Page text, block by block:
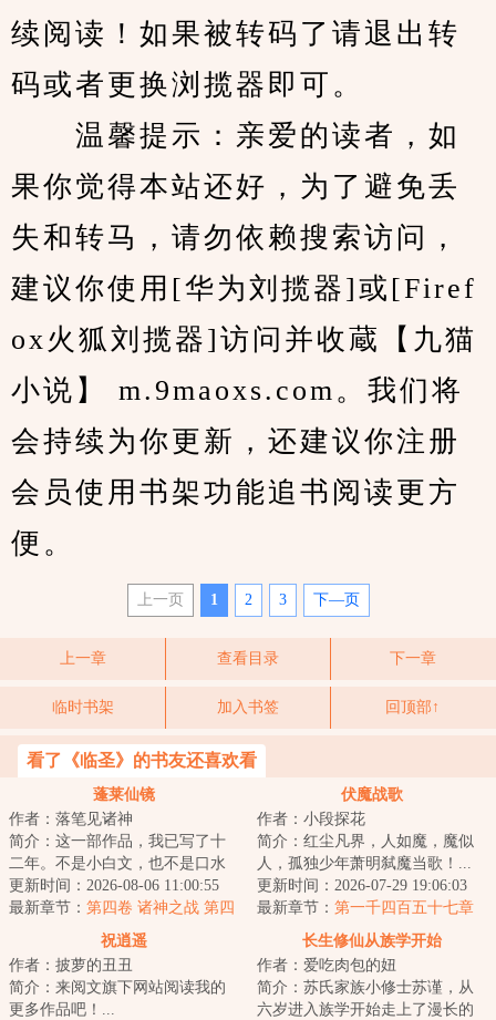
续阅读！如果被转码了请退出转
码或者更换浏揽器即可。
温馨提示：亲爱的读者，如
果你觉得本站还好，为了避免丢
失和转马，请勿依赖搜索访问，
建议你使用[华为刘揽器]或[Firef
ox火狐刘揽器]访问并收蔵【九猫
小说】 m.9maoxs.com。我们将
会持续为你更新，还建议你注册
会员使用书架功能追书阅读更方
便。
上一页 1 2 3 下—页
上一章 查看目录 下一章
临时书架 加入书签 回顶部↑
看了《临圣》的书友还喜欢看
蓬莱仙镜
作者：落笔见诸神
简介：这一部作品，我已写了十
二年。不是小白文，也不是口水
文，前期侧重官场和明史比较慢
热，从第二卷开...
更新时间：2026-08-06 11:00:55
最新章节： 第四卷 诸神之战 第四
百八十六章 青白分界
伏魔战歌
作者：小段探花
简介：红尘凡界，人如魔，魔似
人，孤独少年萧明弑魔当歌！...
更新时间：2026-07-29 19:06:03
最新章节： 第一千四百五十七章
飞越第五牢狱（大结局）
祝逍遥
作者：披萝的丑丑
简介：来阅文旗下网站阅读我的
更多作品吧！...
长生修仙从族学开始
作者：爱吃肉包的妞
简介：苏氏家族小修士苏谨，从
六岁进入族学开始走上了漫长的